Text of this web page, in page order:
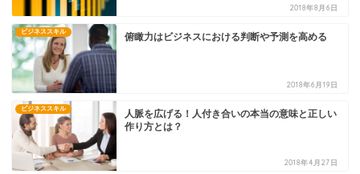
2018年8月6日
ビジネススキル 俯瞰力はビジネスにおける判断や予測を高める
2018年6月19日
ビジネススキル
人脈を広げる！人付き合いの本当の意味と正しい
作り方とは？
2018年4月27日